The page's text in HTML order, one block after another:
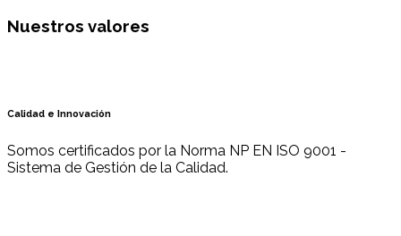
Nuestros valores
Calidad e Innovación
Somos certificados por la Norma NP EN ISO 9001 -
Sistema de Gestión de la Calidad.